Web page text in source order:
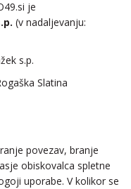
je
(v nadaljevanju:
s.p.
Slatina
povezav, branje
obiskovalca spletne
uporabe. V kolikor se